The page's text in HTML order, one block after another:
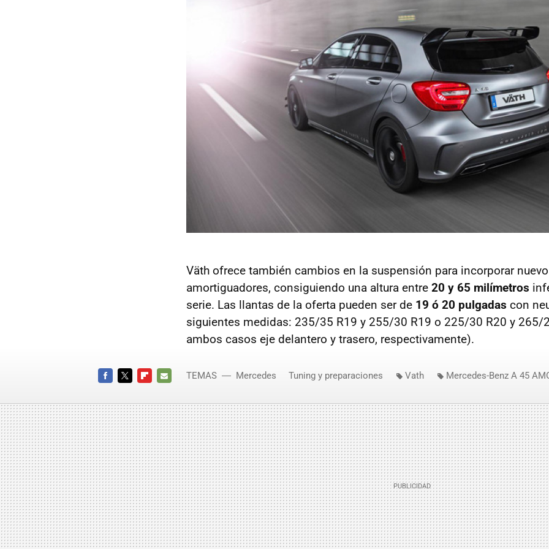
Väth ofrece también cambios en la suspensión para incorporar
amortiguadores, consiguiendo una altura entre 20 y 65 milímetros
serie. Las llantas de la oferta pueden ser de 19 ó 20 pulgadas con
siguientes medidas: 235/35 R19 y 255/30 R19 o 225/30 R20 y 265/
ambos casos eje delantero y trasero, respectivamente).
MAIL
TEMAS Mercedes Tuning y preparaciones Vath
Mercedes-Benz A 45